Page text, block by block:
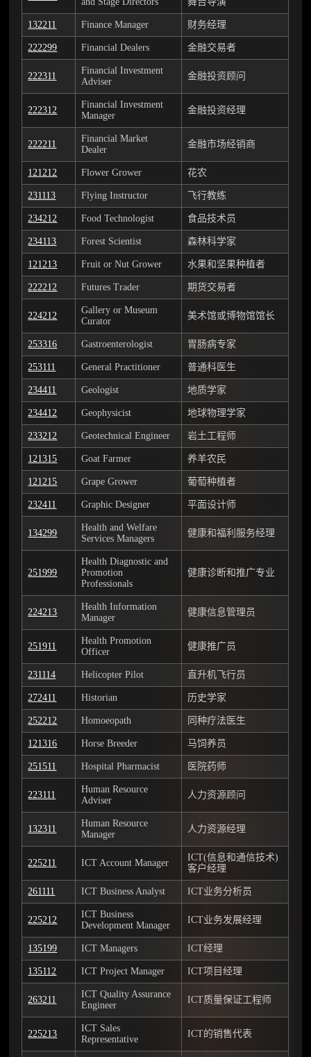
132211 Finance Manager 财务经理
222299 Financial Dealers 金融交易者
222311
Financial Investment
Adviser
金融投资顾问
222312
Financial Investment
Manager
金融投资经理
222211
Financial Market
Dealer
金融市场经销商
121212 Flower Grower 花农
231113 Flying Instructor 飞行教练
234212 Food Technologist 食品技术员
234113 Forest Scientist 森林科学家
121213 Fruit or Nut Grower 水果和坚果种植者
222212 Futures Trader 期货交易者
224212
Gallery or Museum
Curator
美术馆或博物馆馆长
253316 Gastroenterologist 胃肠病专家
253111 General Practitioner 普通科医生
234411 Geologist 地质学家
234412 Geophysicist 地球物理学家
233212 Geotechnical Engineer 岩土工程师
121315 Goat Farmer 养羊农民
121215 Grape Grower 葡萄种植者
232411 Graphic Designer 平面设计师
134299
Health and Welfare
Services Managers
健康和福利服务经理
251999
Health Diagnostic and
Promotion
Professionals
健康诊断和推广专业
224213
Health Information
Manager
健康信息管理员
251911
Health Promotion
Officer
健康推广员
231114 Helicopter Pilot 直升机飞行员
272411 Historian 历史学家
252212 Homoeopath 同种疗法医生
121316 Horse Breeder 马饲养员
251511 Hospital Pharmacist 医院药师
223111
Human Resource
Adviser
人力资源顾问
132311
Human Resource
Manager
人力资源经理
225211 ICT Account Manager
ICT(信息和通信技术)
客户经理
261111 ICT Business Analyst ICT业务分析员
225212
ICT Business
Development Manager
ICT业务发展经理
135199 ICT Managers ICT经理
135112 ICT Project Manager ICT项目经理
263211
ICT Quality Assurance
Engineer
ICT质量保证工程师
225213
ICT Sales
Representative
ICT的销售代表